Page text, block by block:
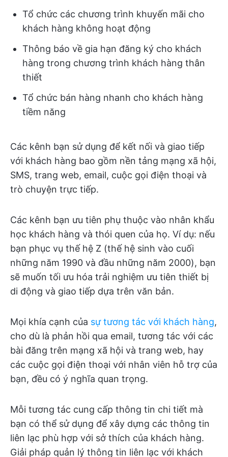
Tổ chức các chương trình khuyến mãi cho
khách hàng không hoạt động
Thông báo về gia hạn đăng ký cho khách
hàng trong chương trình khách hàng thân
thiết
Tổ chức bán hàng nhanh cho khách hàng
tiềm năng
Các kênh bạn sử dụng để kết nối và giao tiếp
với khách hàng bao gồm nền tảng mạng xã hội,
SMS, trang web, email, cuộc gọi điện thoại và
trò chuyện trực tiếp.
Các kênh bạn ưu tiên phụ thuộc vào nhân khẩu
học khách hàng và thói quen của họ. Ví dụ: nếu
bạn phục vụ thế hệ Z (thế hệ sinh vào cuối
những năm 1990 và đầu những năm 2000), bạn
sẽ muốn tối ưu hóa trải nghiệm ưu tiên thiết bị
di động và giao tiếp dựa trên văn bản.
Mọi khía cạnh của sự tương tác với khách hàng,
cho dù là phản hồi qua email, tương tác với các
bài đăng trên mạng xã hội và trang web, hay
các cuộc gọi điện thoại với nhân viên hỗ trợ của
bạn, đều có ý nghĩa quan trọng.
Mỗi tương tác cung cấp thông tin chi tiết mà
bạn có thể sử dụng để xây dựng các thông tin
liên lạc phù hợp với sở thích của khách hàng.
Giải pháp quản lý thông tin liên lạc với khách